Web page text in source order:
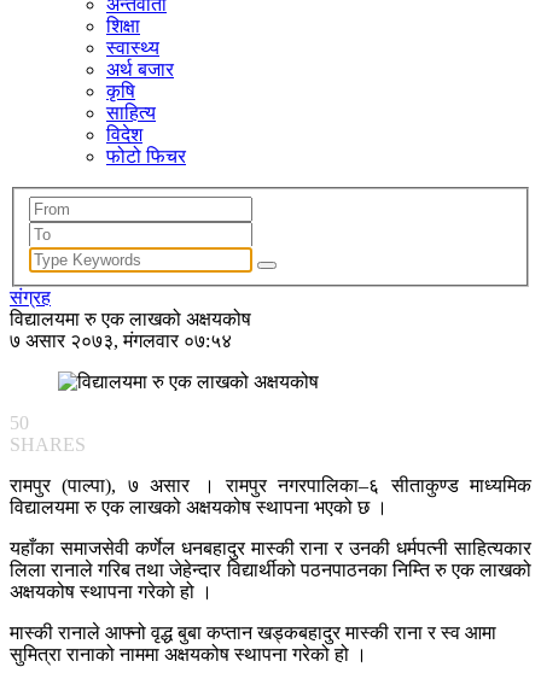
अन्तर्वार्ता
शिक्षा
स्वास्थ्य
अर्थ बजार
कृषि
साहित्य
विदेश
फोटो फिचर
संग्रह
विद्यालयमा रु एक लाखको अक्षयकोष
७ असार २०७३, मंगलवार ०७:५४
50
SHARES
रामपुर (पाल्पा), ७ असार । रामपुर नगरपालिका–६ सीताकुण्ड माध्यमिक
विद्यालयमा रु एक लाखको अक्षयकोष स्थापना भएको छ ।
यहाँका समाजसेवी कर्णेल धनबहादुर मास्की राना र उनकी धर्मपत्नी साहित्यकार
लिला रानाले गरिब तथा जेहेन्दार विद्यार्थीको पठनपाठनका निम्ति रु एक लाखको
अक्षयकोष स्थापना गरेकाे हो ।
मास्की रानाले आफ्नो वृद्ध बुबा कप्तान खड्कबहादुर मास्की राना र स्व आमा
सुमित्रा रानाको नाममा अक्षयकोष स्थापना गरेको हो ।